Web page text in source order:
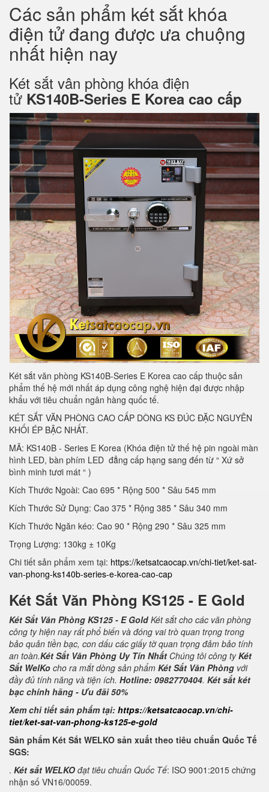
Các sản phẩm két sắt khóa
điện tử đang được ưa chuộng
nhất hiện nay
Két sắt vân phòng khóa điện
tử KS140B-Series E Korea cao cấp
Két sắt văn phòng KS140B-Series E Korea cao cấp thuộc sản
phẩm thế hệ mới nhất áp dụng công nghệ hiện đại được nhập
khẩu với tiêu chuẩn ngân hàng quốc tế.
KÉT SẮT VĂN PHÒNG CAO CẤP DÒNG KS ĐÚC ĐẶC NGUYÊN
KHỐI ÉP BẬC NHẤT.
MÃ: KS140B - Series E Korea (Khóa điện tử thế hệ pin ngoài màn
hình LED, bàn phím LED đẳng cấp hạng sang đến từ “ Xứ sở
bình minh tươi mát “ )
Kích Thước Ngoài: Cao 695 * Rộng 500 * Sâu 545 mm
Kích Thước Sử Dụng: Cao 375 * Rộng 385 * Sâu 340 mm
Kích Thước Ngăn kéo: Cao 90 * Rộng 290 * Sâu 325 mm
Trọng Lượng: 130kg ± 10Kg
Chi tiết sản phẩm xem tại: https://ketsatcaocap.vn/chi-tiet/ket-sat-
van-phong-ks140b-series-e-korea-cao-cap
Két Sắt Văn Phòng KS125 - E Gold
Két Sắt Văn Phòng KS125 - E GoldKét sắt cho các văn phòng
công ty hiện nay rất phổ biến và đóng vai trò quan trọng trong
bảo quản tiền bạc, con dấu các giấy tờ quan trọng đảm bảo tính
an toàn.Két Sắt Văn Phòng Uy Tín Nhất Chúng tôi công tyKét
Sắt WelKo cho ra mắt dòng sản phẩm Két Sắt Văn Phòng với
đầy đủ tính năng và tiện ích. Hotline: 0982770404. Két sắt két
bạc chính hãng - Ưu đãi 50%
Xem chi tiết sản phẩm tại: https://ketsatcaocap.vn/chi-
tiet/ket-sat-van-phong-ks125-e-gold
Sản phẩm Két Sắt WELKO sản xuất theo tiêu chuẩn Quốc Tế
SGS:
. Két sắt WELKO đạt tiêu chuẩn Quốc Tế: ISO 9001:2015 chứng
nhận số VN16/00059.